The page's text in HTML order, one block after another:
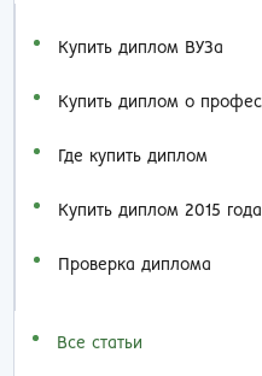
Купить диплом ВУЗа
Купить диплом о
Где купить диплом
Купить диплом 2015 года
Проверка диплома
Все статьи